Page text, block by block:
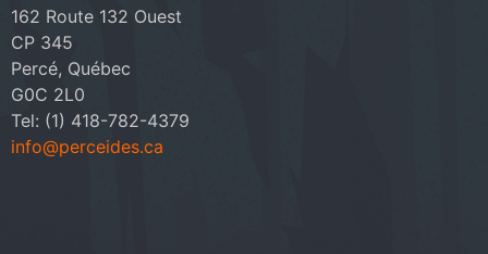
162 Route 132 Ouest
CP 345
Percé, Québec
G0C 2L0
Tel: (1) 418-782-4379
info@perceides.ca